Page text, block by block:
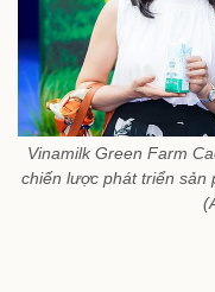
Vinamilk Green Farm
chiến lược phát triển sản